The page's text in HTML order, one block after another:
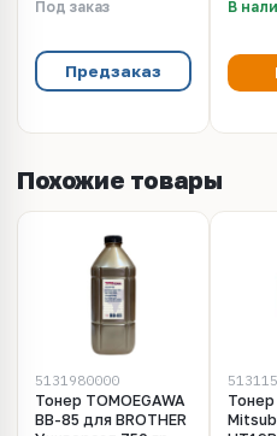
Под заказ
Предзаказ
В
Похожие товары
5131980000
Тонер TOMOEGAWA
BB-85 для BROTHER
Тонер